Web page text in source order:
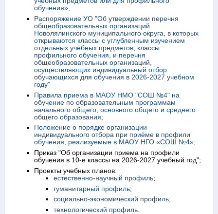
обучения»;
Распоряжение УО "Об утверждении перечня
общеобразовательных организаций
Новолялинского муниципального округа, в которых
открываются классы с углубленным изучением
отдельных учебных предметов, классы
профильного обучения, и перечня
общеобразовательных организаций,
осуществляющих индивидуальный отбор
обучающихся для обучения в 2026-2027 учебном
году"
Правила приема в МАОУ НМО "СОШ №4" на
обучение по образовательным программам
начального общего, основного общего и среднего
общего образования;
Положение о порядке организации
индивидуального отбора при приёме в профили
обучения, реализуемые в МАОУ НГО «СОШ №4»;
Приказ "Об организации приема на профили
обучения в 10-е классы на 2026-2027 учебный год";
Проекты учебных планов:
естественно-научный профиль;
гуманитарный профиль;
социально-экономический профиль;
технологический профиль.